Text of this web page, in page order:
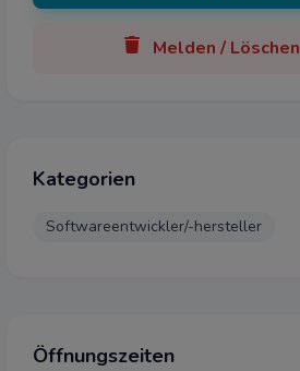
Melden / Löschen
Kategorien
Softwareentwickler/-hersteller
Öffnungszeiten